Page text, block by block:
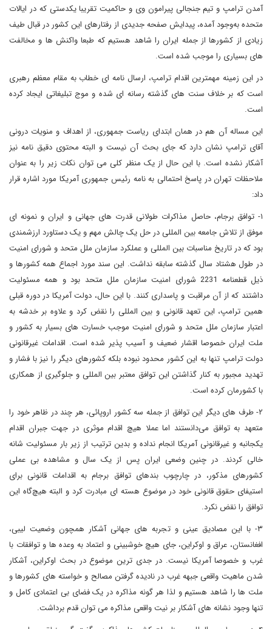
آمدن ترامپ و تیم جنجالی پیرامون وی و حاکمیت تقریبا یکدستی که در ایالات
متحده به‌وجود آمده، پیدایش صفحه جدیدی از رفتارهای این کشور در قبال طیف
زیادی از کشورها از جمله ایران را شاهد هستیم که طبعا واکنش ها و مخالفت
های بسیاری را موجب شده است.
در این زمینه مهمترین اقدام ترامپ، ارسال نامه ای خطاب به مقام معظم رهبری
است که بر خلاف سنت های گذشته رسانه ای شده و موج تبلیغاتی ایجاد کرده
است.
این مساله آن هم در همان ابتدای ریاست جمهوری، از اهداف و منویات درونی
آقای ترامپ نشان دارد که جای بحث آن نیست و البته محتوی دقیق نامه نیز
آشکار نشده است. با این حال از یک منظر کلی می توان نکات زیر را به عنوان
ملاحظات تهران در پاسخ احتمالی به نامه رئیس جمهوری آمریکا مورد اشاره قرار
داد:
۱- توافق برجام، حاصل مذاکرات طولانی قدرت های جهانی و ایران و نمونه ای
موفق از تلاش جامعه بین المللی در حل یک چالش مهم و یک دستاورد ارزشمندی
بود که در تاریخ مناسبات بین المللی و عملکرد سازمان ملل متحد و شورای امنیت
در طول هشتاد سال گذشته سابقه نداشت. این سند مورد اجماع همه کشورها و
ذیل قطعنامه 2231 شورای امنیت سازمان ملل متحد بود و همه مسئولیت
داشتند که از آن مراقبت و پاسداری کنند. با این حال، دولت آمریکا در دوره قبلی
همین ترامپ، این تعهد قانونی و بین المللی را نقض کرد و علاوه بر خدشه به
اعتبار سازمان ملل متحد و شورای امنیت موجب خسارت های بسیار به کشور و
ملت ایران خصوصا اقشار ضعیف و آسیب پذیر شده است. اقدامات غیرقانونی
دولت ترامپ تنها به این کشور محدود نبوده بلکه کشورهای دیگر را نیز با فشار و
تهدید مجبور به کنار گذاشتن این توافق معتبر بین المللی و جلوگیری از همکاری
با کشورمان کرده است.
۲- طرف های دیگر این توافق از جمله سه کشور اروپائی، هر چند در ظاهر خود را
متعهد به توافق می‌دانستند اما عملا هیچ اقدام موثری در جهت جبران اقدام
یکجانبه و غیرقانونی آمریکا انجام نداده و بدین ترتیب از زیر بار مسئولیت شانه
خالی کردند. در چنین وضعی ایران پس از یک سال و مشاهده بی عملی
کشورهای مذکور، در چارچوب بندهای توافق برجام به اقدامات قانونی برای
استیفای حقوق قانونی خود در موضوع هسته ای مبادرت کرد و البته هیچ‌گاه این
توافق را نقض نکرد.
۳- با این مصادیق عینی و تجربه های جهانی آشکار همچون وضعیت لیبی،
افغانستان، عراق و اوکراین، جای هیچ خوشبینی و اعتماد به وعده ها و توافقات با
غرب و خصوصا آمریکا نیست. در جدی ترین موضوع در بحث اوکراین، آشکار
شدن ماهیت واقعی جبهه غرب در نادیده گرفتن مصالح و خواسته های کشورها و
ملت ها را شاهد هستیم و لذا هر گونه مذاکره در یک فضای بی اعتمادی کامل و
تنها وجود نشانه های آشکار بر نیت واقعی مذاکره می توان قدم برداشت.